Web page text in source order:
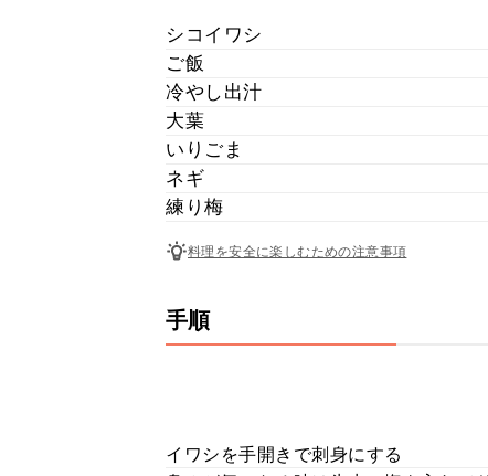
シコイワシ
ご飯
冷やし出汁
大葉
いりごま
ネギ
練り梅
料理を安全に楽しむための注意事項
手順
イワシを手開きで刺身にする